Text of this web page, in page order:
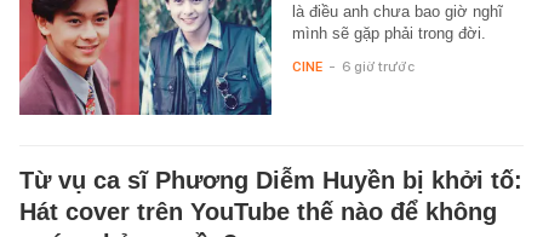
là điều anh chưa bao giờ nghĩ
mình sẽ gặp phải trong đời.
CINE - 6 giờ trước
Từ vụ ca sĩ Phương Diễm Huyền bị khởi tố:
Hát cover trên YouTube thế nào để không